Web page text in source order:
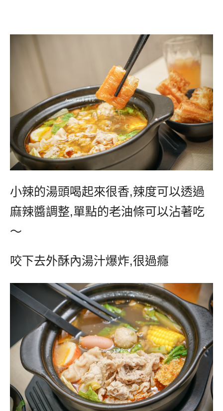
小辣的湯頭喝起來很香,辣度可以透過
麻辣醬調整,單點的老油條可以沾著吃
～
咬下去外酥內湯汁爆炸,很過癮